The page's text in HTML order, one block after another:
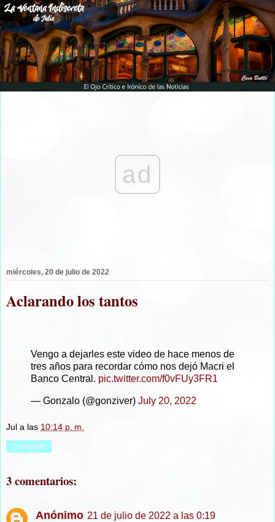
ad
miércoles, 20 de julio de 2022
Aclarando los tantos
Vengo a dejarles este video de hace menos de
tres años para recordar cómo nos dejó Macri el
Banco Central. pic.twitter.com/f0vFUy3FR1
— Gonzalo (@gonziver) July 20, 2022
Jul a las 10:14 p. m.
Compartir
3 comentarios:
Anónimo 21 de julio de 2022 a las 0:19